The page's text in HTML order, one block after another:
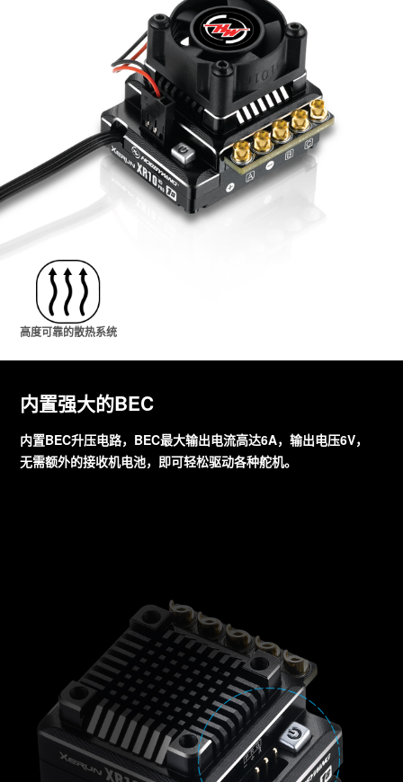
高度可靠的散热系统
内置强大的BEC
内置BEC升压电路，BEC最大输出电流高达6A，输出电压6V，
无需额外的接收机电池，即可轻松驱动各种舵机。